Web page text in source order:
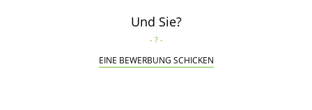
Und Sie?
- ? -
EINE BEWERBUNG SCHICKEN